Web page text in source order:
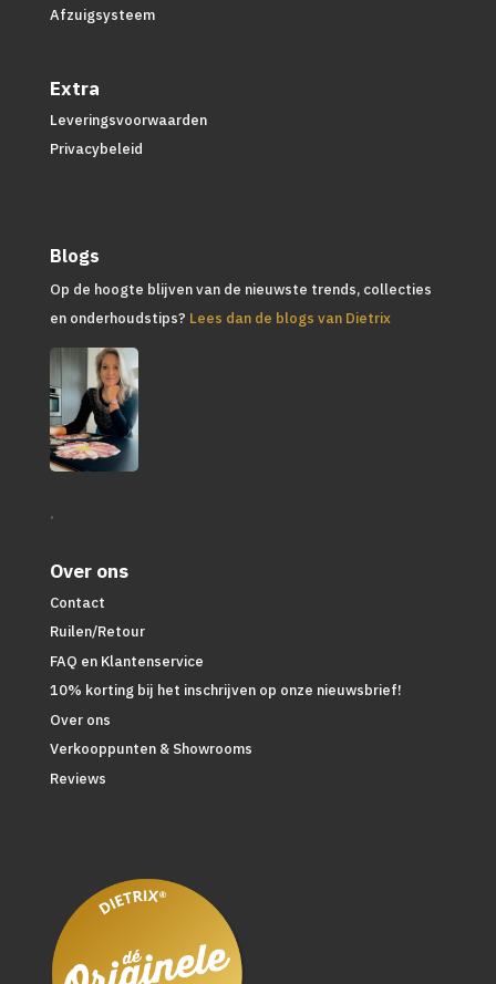
Afzuigsysteem
Extra
Leveringsvoorwaarden
Privacybeleid
Blogs
Op de hoogte blijven van de nieuwste trends, collecties
en onderhoudstips? Lees dan de blogs van Dietrix
.
Over ons
Contact
Ruilen/Retour
FAQ en Klantenservice
10% korting bij het inschrijven op onze nieuwsbrief!
Over ons
Verkooppunten & Showrooms
Reviews